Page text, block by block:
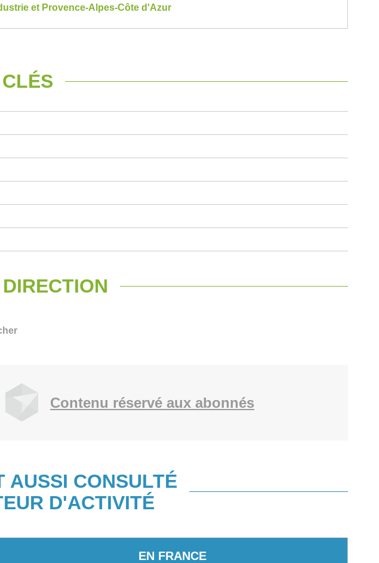
et Provence-Alpes-Côte d'Azur
Contenu réservé aux abonnés
AUSSI CONSULTÉ
D'ACTIVITÉ
EN FRANCE